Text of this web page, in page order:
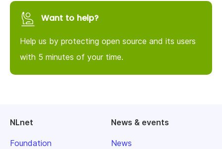
Want to help?
Help us by protecting open source and its users
with 5 minutes of your time.
NLnet
Foundation
News & events
News